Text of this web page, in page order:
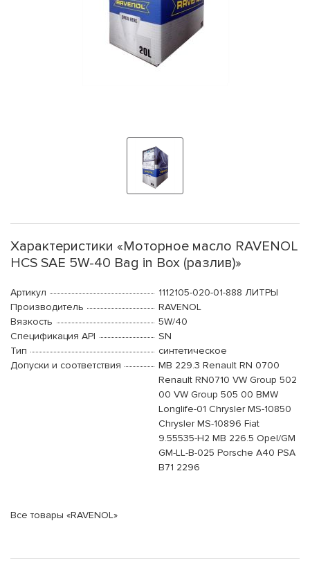
Характеристики «Моторное масло RAVENOL
HCS SAE 5W-40 Bag in Box (разлив)»
Артикул
1112105-020-01-888 ЛИТРЫ
Производитель
RAVENOL
Вязкость
5W/40
Спецификация API
SN
Тип
синтетическое
Допуски и соответствия
MB 229.3 Renault RN 0700
Renault RN0710 VW Group 502
00 VW Group 505 00 BMW
Longlife-01 Chrysler MS-10850
Chrysler MS-10896 Fiat
9.55535-H2 MB 226.5 Opel/GM
GM-LL-B-025 Porsche A40 PSA
B71 2296
Все товары «RAVENOL»